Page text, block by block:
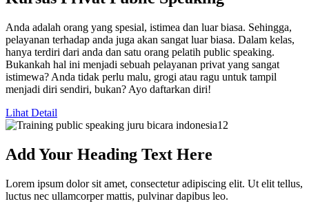
Anda adalah orang yang spesial, istimea dan luar biasa. Sehingga,
pelayanan terhadap anda juga akan sangat luar biasa. Dalam kelas,
hanya terdiri dari anda dan satu orang pelatih public speaking.
Bukankah hal ini menjadi sebuah pelayanan privat yang sangat
istimewa? Anda tidak perlu malu, grogi atau ragu untuk tampil
menjadi diri sendiri, bukan? Ayo daftarkan diri!
Lihat Detail
Add Your Heading Text Here
Lorem ipsum dolor sit amet, consectetur adipiscing elit. Ut elit tellus,
luctus nec ullamcorper mattis, pulvinar dapibus leo.